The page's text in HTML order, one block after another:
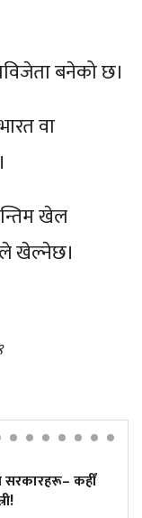
बनेको छ।
वा
खेल
खेल्नेछ।